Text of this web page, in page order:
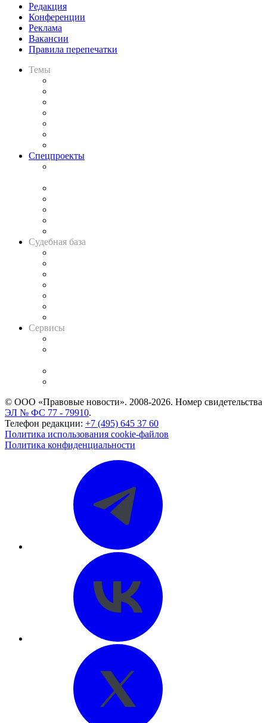
Редакция
Конференции
Реклама
Вакансии
Правила перепечатки
Темы
Спецпроекты
Судебная база
Сервисы
© ООО «Правовые новости». 2008-2026. Номер свидетельства
ЭЛ № ФС 77 - 79910.
Телефон редакции: +7 (495) 645 37 60
Политика использования cookie-файлов
Политика конфиденциальности